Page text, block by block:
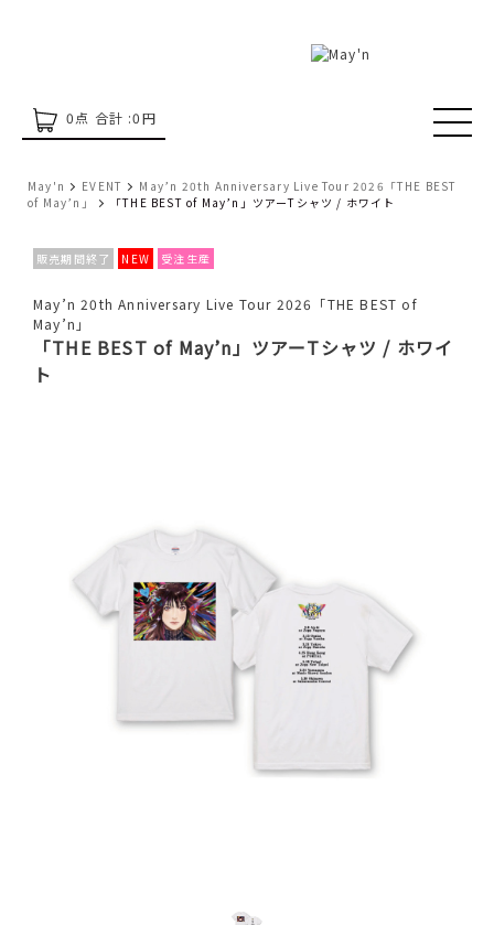
0点 合計 :0円
May'n EVENT
May’n 20th Anniversary Live Tour 2026「THE BEST
of May’n」
「THE BEST of May’n」ツアーTシャツ / ホワイト
販売期間終了 NEW 受注生産
May’n 20th Anniversary Live Tour 2026「THE BEST of
May’n」
「THE BEST of May’n」ツアーTシャツ / ホワイ
ト